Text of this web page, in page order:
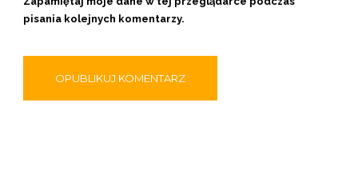
pisania kolejnych komentarzy.